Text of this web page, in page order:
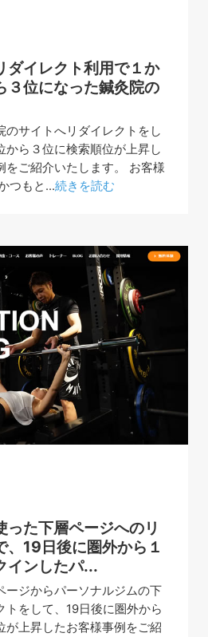
ダイレクト利用で１か
３位になった鍼灸院の
のサイトへリダイレクトをし
から３位に検索順位が上昇し
をご紹介いたします。 お客様
つもと...続きを読む
った下層ページへのリ
、19日後に圏外から１
インしたパ...
ージからパーソナルジムの下
トをして、19日後に圏外から
が上昇したお客様事例をご紹